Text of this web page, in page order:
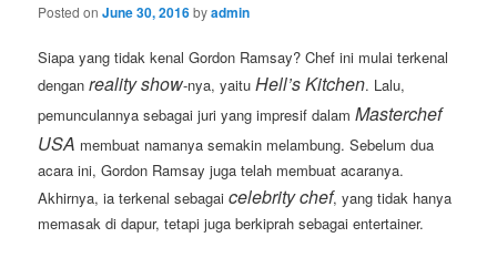
Posted onJune 30, 2016byadmin
Siapa yang tidak kenal Gordon Ramsay? Chef ini mulai terkenal
denganreality show-nya, yaituHell’s Kitchen. Lalu,
pemunculannya sebagai juri yang impresif dalamMasterchef
USA membuat namanya semakin melambung. Sebelum dua
acara ini, Gordon Ramsay juga telah membuat acaranya.
Akhirnya, ia terkenal sebagaicelebrity chef, yang tidak hanya
memasak di dapur, tetapi juga berkiprah sebagai entertainer.